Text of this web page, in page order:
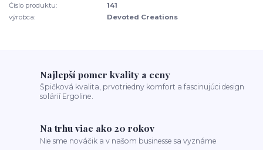
Číslo produktu:
141
výrobca:
Devoted Creations
Najlepší pomer kvality a ceny
Špičková kvalita, prvotriedny komfort a fascinujúci design
solárií Ergoline.
Na trhu viac ako 20 rokov
Nie sme nováčik a v našom businesse sa vyznáme